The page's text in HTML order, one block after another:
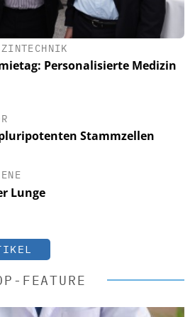
Personalisierte Medizin
Stammzellen
Lunge
FEATURE